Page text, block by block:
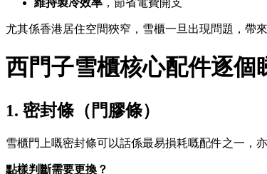
尤其係香港居住空間狹窄，雪櫃一旦出現問題，帶
西門子雪櫃核心配件逐個
1. 密封條（門膠條）
雪櫃門上嘅密封條可以話係最易損耗嘅配件之一，
點樣判斷需要更換？